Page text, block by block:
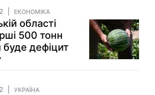
ЕКОНОМІКА
області
500 тонн
буде дефіцит
УКРАЇНА